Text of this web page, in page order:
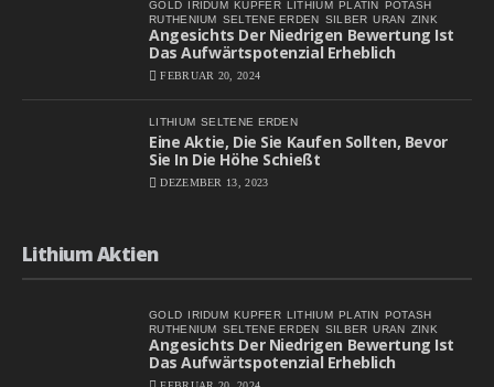
GOLD IRIDUM KUPFER LITHIUM PLATIN
POTASH
RUTHENIUM
SELTENE ERDEN SILBER URAN ZINK
Angesichts Der Niedrigen Bewertung Ist
Das Aufwärtspotenzial Erheblich
FEBRUAR 20, 2024
LITHIUM SELTENE ERDEN
Eine Aktie, Die Sie Kaufen Sollten, Bevor
Sie In Die Höhe Schießt
DEZEMBER 13, 2023
Lithium Aktien
GOLD IRIDUM KUPFER LITHIUM PLATIN
POTASH
RUTHENIUM
SELTENE ERDEN SILBER URAN ZINK
Angesichts Der Niedrigen Bewertung Ist
Das Aufwärtspotenzial Erheblich